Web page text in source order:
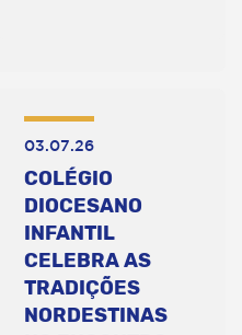
03.07.26
COLÉGIO
DIOCESANO
INFANTIL
CELEBRA AS
TRADIÇÕES
NORDESTINAS